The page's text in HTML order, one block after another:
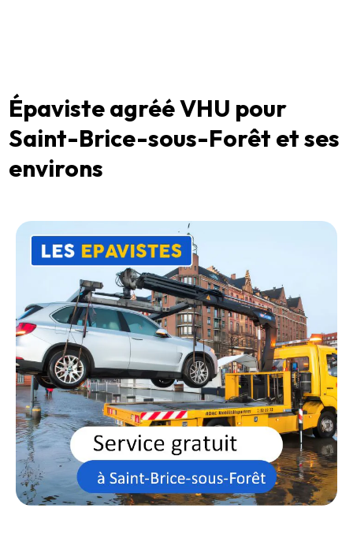
Épaviste agréé VHU pour
Saint-Brice-sous-Forêt et ses
environs